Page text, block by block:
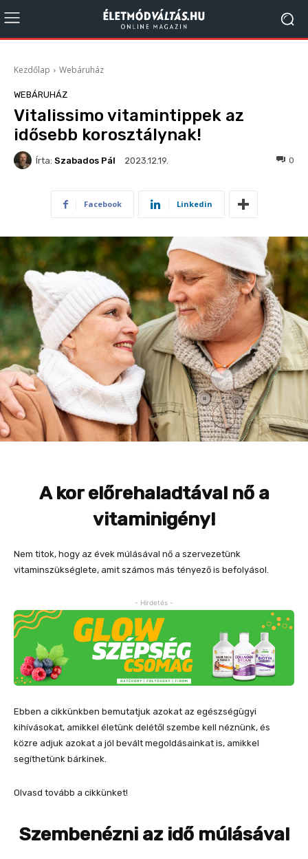
Kezdőlap Webáruház
WEBÁRUHÁZ
Vitalissimo vitamintippek az
idősebb korosztálynak!
Írta: Szabados Pál 2023.12.19. 0
Facebook Linkedin
A kor előrehaladtával nő a
vitaminigény!
Nem titok, hogy az évek múlásával nő a szervezetünk
vitaminszükséglete, amit számos más tényező is befolyásol.
- Hirdetés -
Ebben a cikkünkben bemutatjuk azokat az egészségügyi
kihívásokat, amikkel életünk delétől szembe kell néznünk, és
közre adjuk azokat a jól bevált megoldásainkat is, amikkel
segíthetünk bárkinek.
Olvasd tovább a cikkünket!
Szembenézni az idő múlásával